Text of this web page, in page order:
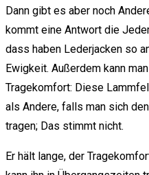
Dann gibt es aber noch
kommt eine Antwort die
dass haben Lederjacken so
Ewigkeit. Außerdem kann
Tragekomfort: Diese
als Andere, falls man sich
tragen; Das stimmt nicht.
Er hält lange, der